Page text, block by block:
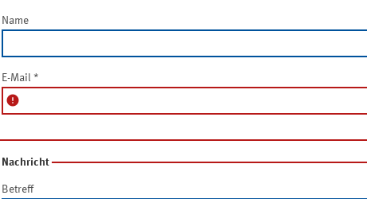
Name
E-Mail *
error
Nachricht
Betreff